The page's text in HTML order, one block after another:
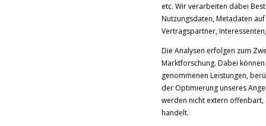
etc. Wir verarbeiten dabei
Nutzungsdaten, Metadaten
Vertragspartner,
Die Analysen erfolgen zum
Marktforschung. Dabei
genommenen Leistungen,
der Optimierung unseres
werden nicht extern offenbart,
handelt.